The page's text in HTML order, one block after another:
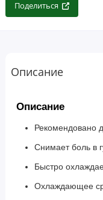
Поделиться
Описание
Описание
Рекомендовано
Снимает боль в
Быстро
Охлаждающее